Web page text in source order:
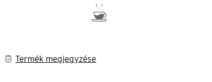
Termék megjegyzése